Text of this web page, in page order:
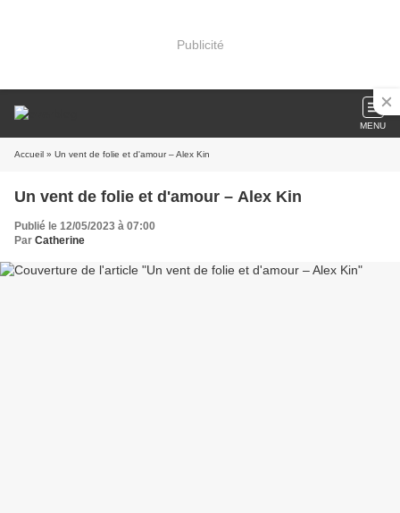
Publicité
MENU
Accueil » Un vent de folie et d'amour – Alex Kin
Un vent de folie et d'amour – Alex Kin
Publié le 12/05/2023 à 07:00
Par Catherine